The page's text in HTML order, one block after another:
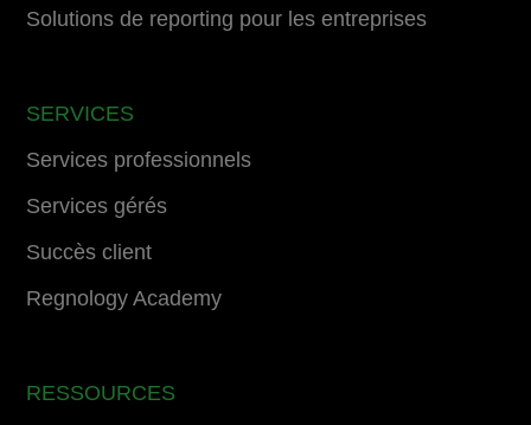
Solutions de reporting pour les entreprises
SERVICES
Services professionnels
Services gérés
Succès client
Regnology Academy
RESSOURCES